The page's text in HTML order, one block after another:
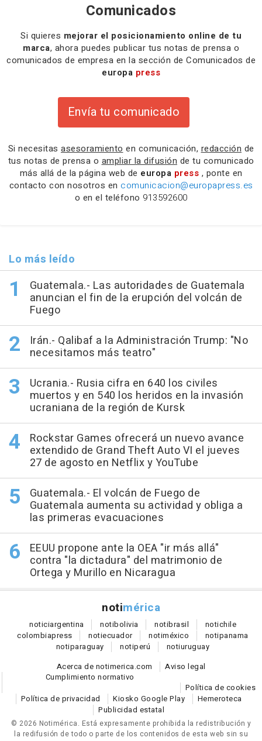
Comunicados
Si quieres mejorar el posicionamiento online de tu
marca, ahora puedes publicar tus notas de prensa o
comunicados de empresa en la sección de Comunicados de
europa press
Envía tu comunicado
Si necesitas asesoramiento en comunicación, redacción de
tus notas de prensa o ampliar la difusión de tu comunicado
más allá de la página web de europa press , ponte en
contacto con nosotros en comunicacion@europapress.es
o en el teléfono 913592600
Lo más leído
Guatemala.- Las autoridades de Guatemala
anuncian el fin de la erupción del volcán de
Fuego
Irán.- Qalibaf a la Administración Trump: "No
necesitamos más teatro"
Ucrania.- Rusia cifra en 640 los civiles
muertos y en 540 los heridos en la invasión
ucraniana de la región de Kursk
Rockstar Games ofrecerá un nuevo avance
extendido de Grand Theft Auto VI el jueves
27 de agosto en Netflix y YouTube
Guatemala.- El volcán de Fuego de
Guatemala aumenta su actividad y obliga a
las primeras evacuaciones
EEUU propone ante la OEA "ir más allá"
contra "la dictadura" del matrimonio de
Ortega y Murillo en Nicaragua
notimérica
noticiargentina notibolivia notibrasil notichile
colombiapress notiecuador notiméxico notipanama
notiparaguay notiperú notiuruguay
Acerca de notimerica.com
Aviso legal
Cumplimiento normativo
Política de cookies
Política de privacidad
Kiosko Google Play
Hemeroteca
Publicidad estatal
© 2026 Notimérica. Está expresamente prohibida la redistribución y
la redifusión de todo o parte de los contenidos de esta web sin su